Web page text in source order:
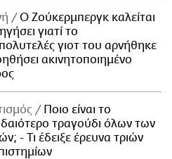
Ο Ζούκερμπεργκ καλείται
γιατί το
γιοτ του αρνήθηκε
ακινητοποιημένο
Ποιο είναι το
τραγούδι όλων των
- Τι έδειξε έρευνα τριών